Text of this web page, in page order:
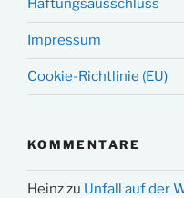
Haftungsausschluss
Impressum
Cookie-Richtlinie (EU)
KOMMENTARE
Heinzzu Unfall auf der